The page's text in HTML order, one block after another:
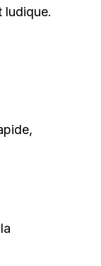
ludique.